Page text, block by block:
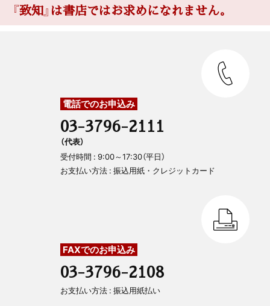
『致知』は書店ではお求めになれません。
電話でのお申込み
03-3796-2111
（代表）
受付時間 : 9:00～17:30（平日）
お支払い方法 : 振込用紙・クレジットカード
FAXでのお申込み
03-3796-2108
お支払い方法 : 振込用紙払い